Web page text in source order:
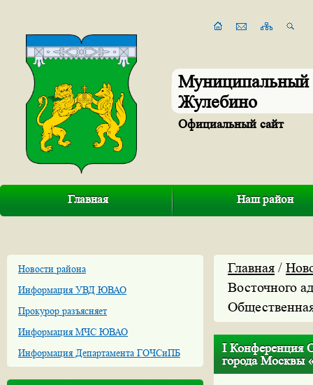
Муниципальный
Жулебино
Официальный сайт
Главная Наш район
Новости района
Информация УВД ЮВАО
Прокурор разъясняет
Информация МЧС ЮВАО
Информация Департамента ГОЧСиПБ
Главная /
Восточного
I Конференция
города Москвы